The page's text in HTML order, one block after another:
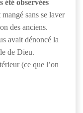
été observées
sans se laver
des anciens.
avait dénoncé la
de Dieu.
(ce que l’on